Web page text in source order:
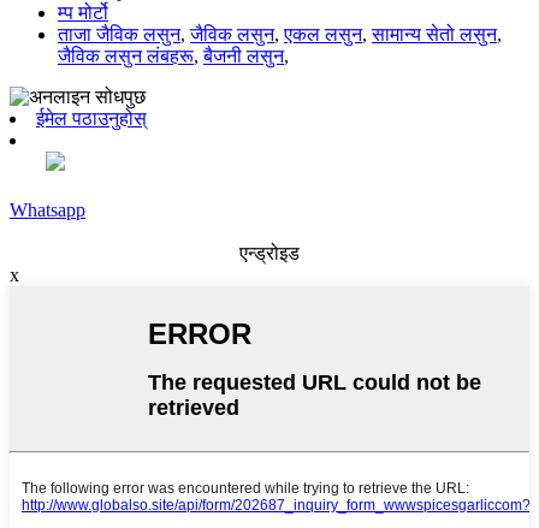
म्प मोर्टो
ताजा जैविक लसुन,जैविक लसुन,एकल लसुन,सामान्य सेतो लसुन,
जैविक लसुन लंबहरू,बैजनी लसुन,
ईमेल पठाउनुहोस्
Whatsapp
एन्ड्रोइड
x